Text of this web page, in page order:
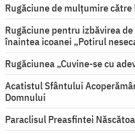
Rugăciune de mulţumire către
Rugăciune pentru izbăvirea
înaintea icoanei „Potirul
Rugăciunea „Cuvine-se cu
Acatistul Sfântului
Domnului
Paraclisul Preasfintei